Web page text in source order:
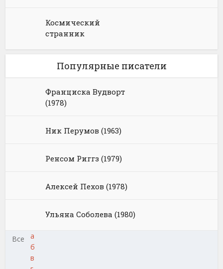
Космический
странник
Популярные писатели
Франциска Вудворт
(1978)
Ник Перумов (1963)
Ренсом Риггз (1979)
Алексей Пехов (1978)
Ульяна Соболева (1980)
Все
а
б
в